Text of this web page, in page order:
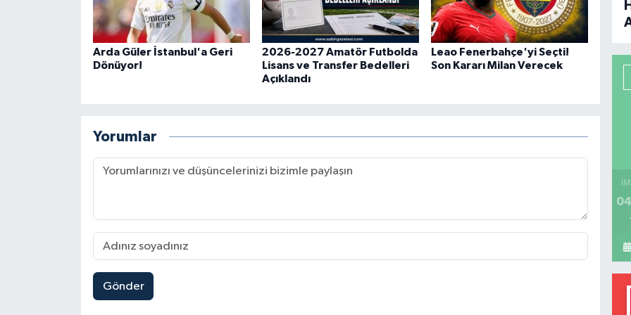
Arda Güler İstanbul'a Geri
Dönüyor!
2026-2027 Amatör Futbolda
Lisans ve Transfer Bedelleri
Açıklandı
Leao Fenerbahçe'yi Seçti!
Son Kararı Milan Verecek
Yorumlar
Gönder